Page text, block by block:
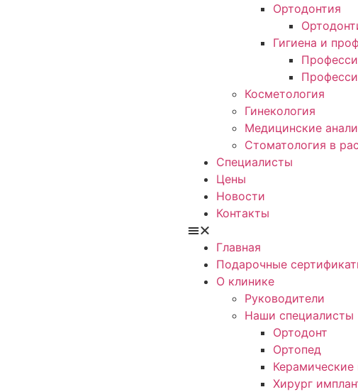
Ортодонтия
Гигиена и
Косметология
Гинекология
Медицинские
Стоматология в
Специалисты
Цены
Новости
Контакты
Главная
Подарочные
О клинике
Руководители
Наши специалисты
Ортодонт
Ортопед
Хирург